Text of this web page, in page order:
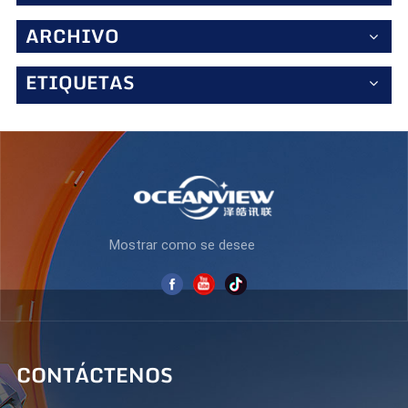
estándar de 60 Hz, el S270Q75 ofrece una ligera pero
notable mejora en la fluidez. Características ergonómicas
y de cuidado ocular Las largas jornadas de trabajo exigen
permite una posición de visualización óptima, mientras
que la tecnología antiparpadeo y los modos de luz azul
permiten una configuración multimonitor despejada.
Conectividad y diseño listo para los negocios Equipado
con HDMI y DisplayPort, admite conexiones fluidas con
portátiles y ordenadores de sobremesa. Su
revestimiento mate antirreflejos evita los reflejos y su
estética profesional se adapta a cualquier espacio de
trabajo. Conclusión El S270Q75 es un monitor empresarial
confiable y de alto rendimiento que equilibra nitidez,
capacidad de respuesta y comodidad, perfecto para
profesionales que exigen eficiencia sin comprometer la
calidad visual.
ARCHIVO
ETIQUETAS
Mostrar como se desee
CONTÁCTENOS